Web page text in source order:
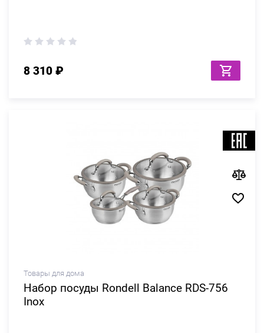
8 310 ₽
Товары для дома
Набор посуды Rondell Balance RDS-756
Inox